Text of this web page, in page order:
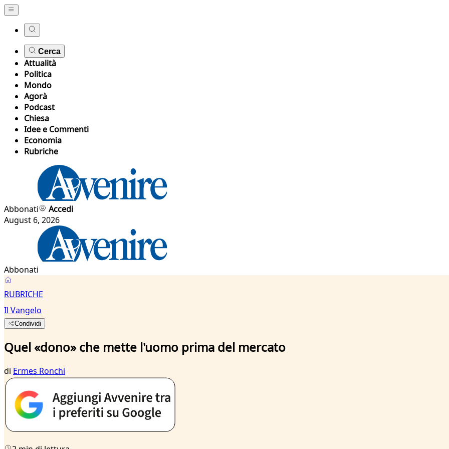
Cerca
Attualità
Politica
Mondo
Agorà
Podcast
Chiesa
Idee e Commenti
Economia
Rubriche
Abbonati
Accedi
August 6, 2026
Abbonati
RUBRICHE
Il Vangelo
Condividi
Quel «dono» che mette l'uomo prima del mercato
di Ermes Ronchi